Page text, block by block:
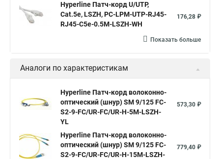
Hyperline Патч-корд U/UTP,
Cat.5e, LSZH, PC-LPM-UTP-RJ45-
RJ45-C5e-0.5M-LSZH-WH
176,28 ₽
Показать больше
Аналоги по характеристикам
Hyperline Патч-корд волоконно-
оптический (шнур) SM 9/125 FC-
S2-9-FC/UR-FC/UR-H-5M-LSZH-
YL
573,30 ₽
Hyperline Патч-корд волоконно-
оптический (шнур) SM 9/125 FC-
S2-9-FC/UR-FC/UR-H-15M-LSZH-
779,40 ₽